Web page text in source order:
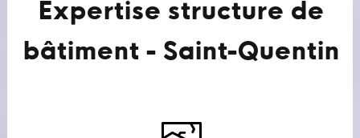
Expertise structure de
bâtiment - Saint-Quentin